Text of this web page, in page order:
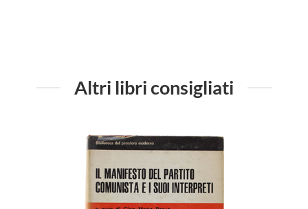
Altri libri consigliati